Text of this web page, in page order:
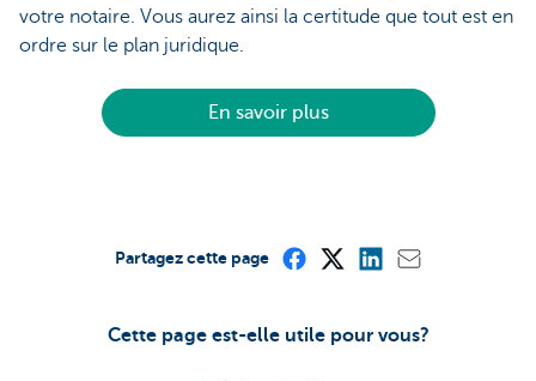
votre notaire. Vous aurez ainsi la certitude que tout est en
ordre sur le plan juridique.
En savoir plus
Cette page est-elle utile pour vous?
Partagez cette page